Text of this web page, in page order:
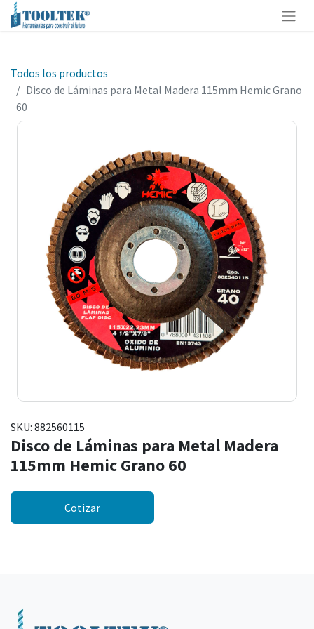
Todos los productos
Disco de Láminas para Metal Madera 115mm Hemic Grano
60
SKU: 882560115
Disco de Láminas para Metal Madera
115mm Hemic Grano 60
Cotizar